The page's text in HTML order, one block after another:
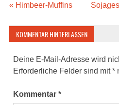
« Himbeer-Muffins
KOMMENTAR HINTERLASSEN
Deine E-Mail-Adresse wird
Erforderliche Felder sind mit*
Kommentar*